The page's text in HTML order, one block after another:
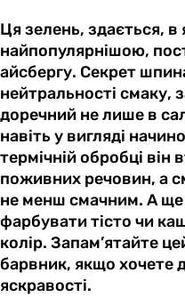
Ця зелень, здається,
найпопулярнішою,
айсбергу. Секрет
нейтральності смаку,
доречний не лише в
навіть у вигляді
термічній обробці
поживних речовин, а
не менш смачним. А
фарбувати тісто чи
колір. Запам’ятайте
барвник, якщо хочете
яскравості.